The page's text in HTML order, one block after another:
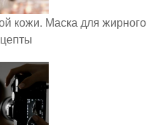
кожи. Маска для жирного